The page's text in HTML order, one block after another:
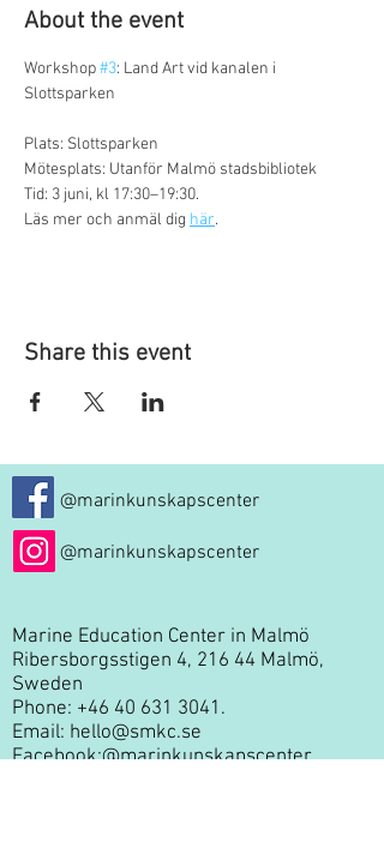
About the event
Workshop #3: Land Art vid kanalen i
Plats: Slottsparken
Mötesplats: Utanför Malmö stadsbibliotek
Tid: 3 juni, kl 17:30–19:30.
Läs mer och anmäl dig här.
Share this event
@marinkunskapscenter
@marinkunskapscenter
Marine Education Center in Malmö
Ribersborgsstigen 4, 216 44 Malmö,
Sweden
Phone: +46 40 631 3041 .
Email: hello@smkc.se
Facebook:@marinkunskapscenter